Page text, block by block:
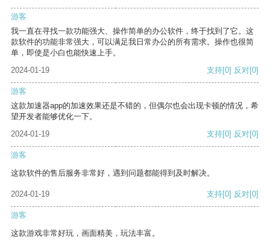
游客
我一直在寻找一款功能强大、操作简单的办公软件，终于找到了它。这
款软件的功能非常强大，可以满足我日常办公的所有需求。操作也很简
单，即使是小白也能快速上手。
2024-01-19
支持[0] 反对[0]
游客
这款加速器app的加速效果还是不错的，但偶尔也会出现卡顿的情况，希
望开发者能够优化一下。
2024-01-19
支持[0] 反对[0]
游客
这款软件的售后服务非常好，遇到问题都能得到及时解决。
2024-01-19 支持[0] 反对[0]
游客
这款游戏非常好玩，画面精美，玩法丰富。